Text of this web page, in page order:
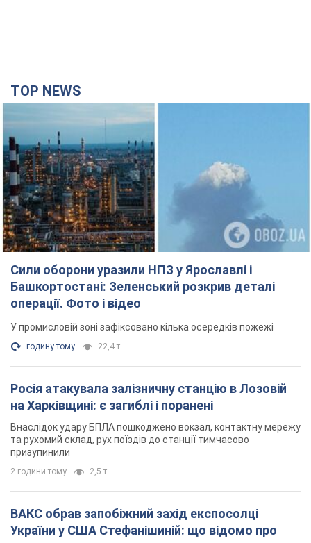
TOP NEWS
Сили оборони уразили НПЗ у Ярославлі і
Башкортостані: Зеленський розкрив деталі
операції. Фото і відео
У промисловій зоні зафіксовано кілька осередків пожежі
годину тому 22,4 т.
Росія атакувала залізничну станцію в Лозовій
на Харківщині: є загиблі і поранені
Внаслідок удару БПЛА пошкоджено вокзал, контактну мережу
та рухомий склад, рух поїздів до станції тимчасово
призупинили
2 години тому 2,5 т.
ВАКС обрав запобіжний захід експосолці
України у США Стефанішиній: що відомо про